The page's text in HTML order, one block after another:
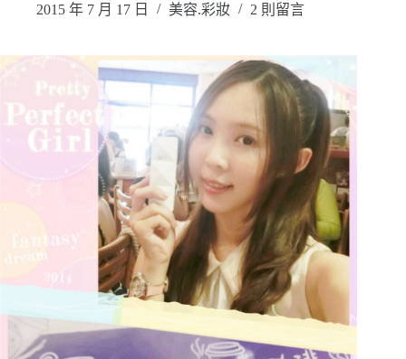
2015 年 7 月 17 日 美容.彩妝 2 則留言